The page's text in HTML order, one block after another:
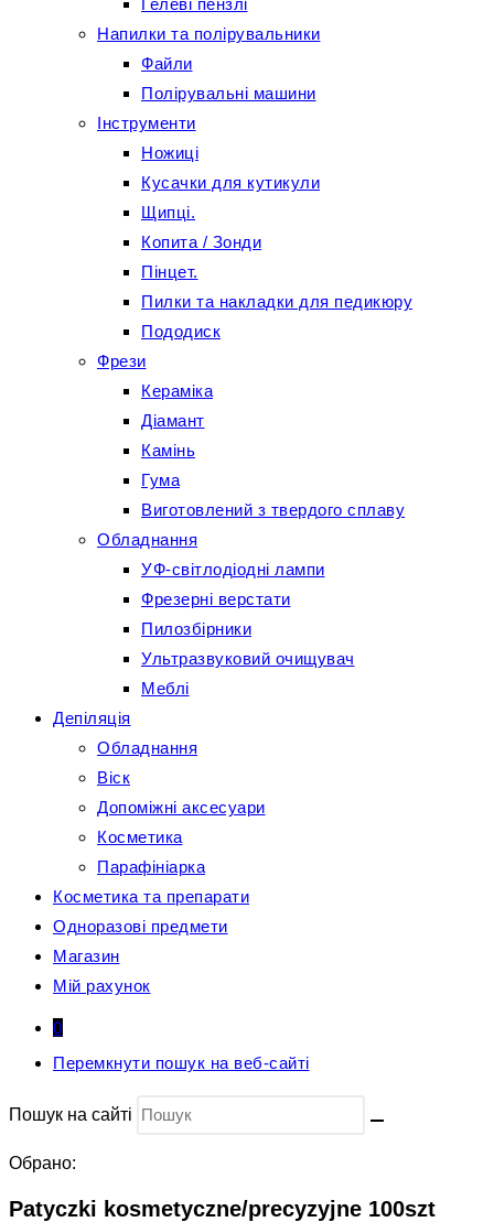
Гелеві пензлі
Напилки та полірувальники
Файли
Полірувальні машини
Інструменти
Ножиці
Кусачки для кутикули
Щипці.
Копита / Зонди
Пінцет.
Пилки та накладки для педикюру
Пододиск
Фрези
Кераміка
Діамант
Камінь
Гума
Виготовлений з твердого сплаву
Обладнання
УФ-світлодіодні лампи
Фрезерні верстати
Пилозбірники
Ультразвуковий очищувач
Меблі
Депіляція
Обладнання
Віск
Допоміжні аксесуари
Косметика
Парафініарка
Косметика та препарати
Одноразові предмети
Магазин
Мій рахунок
0
Перемкнути пошук на веб-сайті
Пошук на сайті
Обрано:
Patyczki kosmetyczne/precyzyjne 100szt